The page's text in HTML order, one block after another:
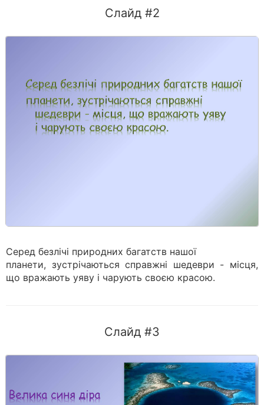
Слайд #2
Серед безлічі природних багатств нашої
планети, зустрічаються справжні шедеври - місця,
що вражають уяву і чарують своєю красою.
Слайд #3